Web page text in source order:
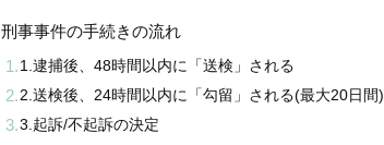
刑事事件の手続きの流れ
1.逮捕後、48時間以内に「送検」される
2.送検後、24時間以内に「勾留」される(最大20日間)
3.起訴/不起訴の決定